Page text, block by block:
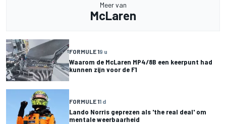
Meer van
McLaren
FORMULE 19 u
Waarom de McLaren MP4/8B een keerpunt had
kunnen zijn voor de F1
FORMULE 11 d
Lando Norris geprezen als 'the real deal' om
mentale weerbaarheid